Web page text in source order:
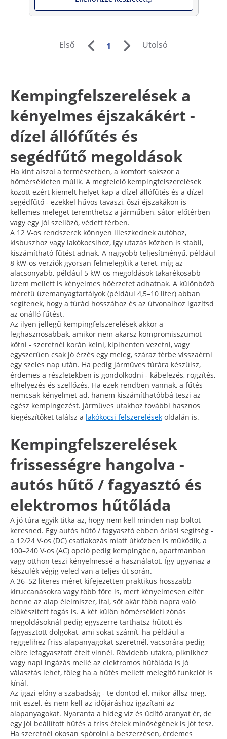
Első 1 Utolsó
Kempingfelszerelések a
kényelmes éjszakákért -
dízel állófűtés és
segédfűtő megoldások
Ha kint alszol a természetben, a komfort sokszor a
hőmérsékleten múlik. A megfelelő kempingfelszerelések
között ezért kiemelt helyet kap a dízel állófűtés és a dízel
segédfűtő - ezekkel hűvös tavaszi, őszi éjszakákon is
kellemes meleget teremthetsz a járműben, sátor-előtérben
vagy egy jól szellőző, védett térben.
A 12 V-os rendszerek könnyen illeszkednek autóhoz,
kisbuszhoz vagy lakókocsihoz, így utazás közben is stabil,
kiszámítható fűtést adnak. A nagyobb teljesítményű, például
8 kW-os verziók gyorsan felmelegítik a teret, míg az
alacsonyabb, például 5 kW-os megoldások takarékosabb
üzem mellett is kényelmes hőérzetet adhatnak. A különböző
méretű üzemanyagtartályok (például 4,5–10 liter) abban
segítenek, hogy a túrád hosszához és az útvonalhoz igazítsd
az önálló fűtést.
Az ilyen jellegű kempingfelszerelések akkor a
leghasznosabbak, amikor nem akarsz kompromisszumot
kötni - szeretnél korán kelni, kipihenten vezetni, vagy
egyszerűen csak jó érzés egy meleg, száraz térbe visszaérni
egy szeles nap után. Ha pedig járműves túrára készülsz,
érdemes a részletekben is gondolkodni - kábelezés, rögzítés,
elhelyezés és szellőzés. Ha ezek rendben vannak, a fűtés
nemcsak kényelmet ad, hanem kiszámíthatóbbá teszi az
egész kempingezést. Járműves utakhoz további hasznos
kiegészítőket találsz a lakókocsi felszerelések oldalán is.
Kempingfelszerelések
frissességre hangolva -
autós hűtő / fagyasztó és
elektromos hűtőláda
A jó túra egyik titka az, hogy nem kell minden nap boltot
keresned. Egy autós hűtő / fagyasztó ebben óriási segítség -
a 12/24 V-os (DC) csatlakozás miatt útközben is működik, a
100–240 V-os (AC) opció pedig kempingben, apartmanban
vagy otthon teszi kényelmessé a használatot. Így ugyanaz a
készülék végig veled van a teljes út során.
A 36–52 literes méret kifejezetten praktikus hosszabb
kiruccanásokra vagy több főre is, mert kényelmesen elfér
benne az alap élelmiszer, ital, sőt akár több napra való
előkészített fogás is. A két külön hőmérsékleti zónás
megoldásoknál pedig egyszerre tarthatsz hűtött és
fagyasztott dolgokat, ami sokat számít, ha például a
reggelihez friss alapanyagokat szeretnél, vacsorára pedig
előre lefagyasztott ételt vinnél. Rövidebb utakra, piknikhez
vagy napi ingázás mellé az elektromos hűtőláda is jó
választás lehet, főleg ha a hűtés mellett melegítő funkciót is
kínál.
Az igazi előny a szabadság - te döntöd el, mikor állsz meg,
mit eszel, és nem kell az időjáráshoz igazítani az
alapanyagokat. Nyaranta a hideg víz és üdítő aranyat ér, de
egy jól beállított hűtés a friss ételek minőségének is jót tesz.
Ha szeretnél okosan spórolni a beszerzésen, érdemes